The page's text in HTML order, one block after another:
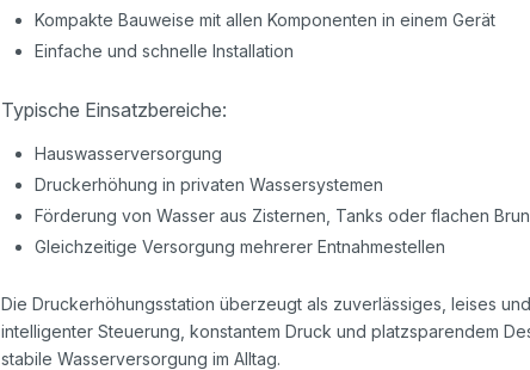
Kompakte Bauweise mit allen Komponenten in einem Gerät
Einfache und schnelle Installation
Typische Einsatzbereiche:
Hauswasserversorgung
Druckerhöhung in privaten Wassersystemen
Förderung von Wasser aus Zisternen, Tanks oder flachen
Gleichzeitige Versorgung mehrerer Entnahmestellen
Die Druckerhöhungsstation überzeugt als zuverlässiges, leises
intelligenter Steuerung, konstantem Druck und platzsparendem
stabile Wasserversorgung im Alltag.